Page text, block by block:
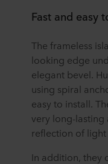
Fast and easy
The frameless
looking edge
elegant bevel.
using spiral
easy to install.
very long-lasting
reflection of light
In addition, they